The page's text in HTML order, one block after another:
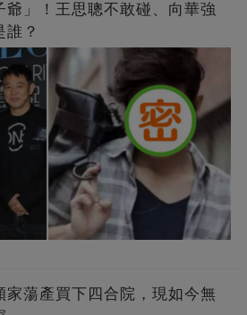
爺」！王思聰不敢碰、向華強
誰？
家蕩產買下四合院，現如今無